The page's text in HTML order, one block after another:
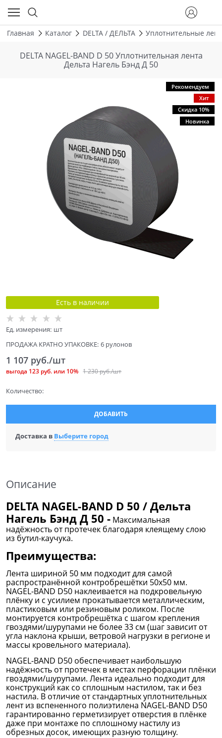
Главная Каталог DELTA / ДЕЛЬТА Уплотнительные
DELTA NAGEL-BAND D 50 Уплотнительная лента
Дельта Нагель Бэнд Д 50
Рекомендуем
Хит
Скидка 10%
Новинка
Есть в наличии
Ед. измерения: шт
ПРОДАЖА КРАТНО УПАКОВКЕ: 6 рулонов
1 230 руб./шт
1 107 руб./шт
выгода 123 руб. или 10%
Количество:
ДОБАВИТЬ
Доставка в Выберите город
Описание
DELTA NAGEL-BAND D 50 / Дельта
Нагель Бэнд Д 50 - Максимальная
надёжность от протечек благодаря клеящему слою
из бутил-каучука.
Преимущества:
Лента шириной 50 мм подходит для самой
распространённой контробрешётки 50х50 мм.
NAGEL-BAND D50 наклеивается на подкровельную
плёнку и с усилием прокатывается металлическим,
пластиковым или резиновым роликом. После
монтируется контробрешётка с шагом крепления
гвоздями/шурупами не более 33 см (шаг зависит от
угла наклона крыши, ветровой нагрузки в регионе и
массы кровельного материала).
NAGEL-BAND D50 обеспечивает наибольшую
надёжность от протечек в местах перфорации плёнки
гвоздями/шурупами. Лента идеально подходит для
конструкций как со сплошным настилом, так и без
настила. В отличие от стандартных уплотнительных
лент из вспененного полиэтилена NAGEL-BAND D50
гарантированно герметизирует отверстия в плёнке
даже при монтаже по сплошному настилу из
обрезных досок, имеющих разную толщину.